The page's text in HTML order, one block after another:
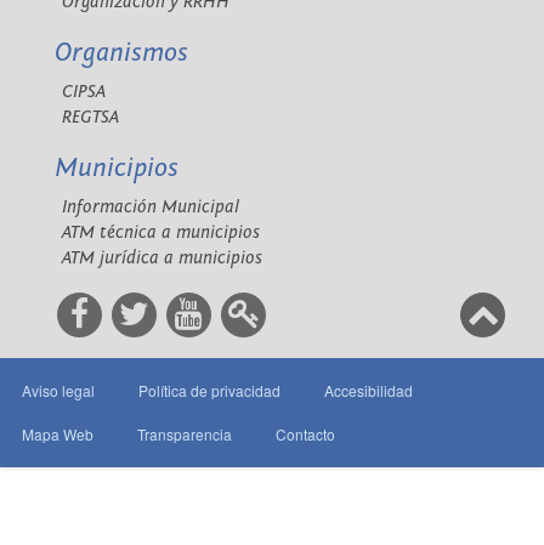
Organismos
CIPSA
REGTSA
Municipios
Información Municipal
ATM técnica a municipios
ATM jurídica a municipios
Aviso legal Política de privacidad Accesibilidad
Mapa Web Transparencia Contacto